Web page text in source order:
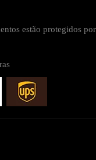
estão protegidos